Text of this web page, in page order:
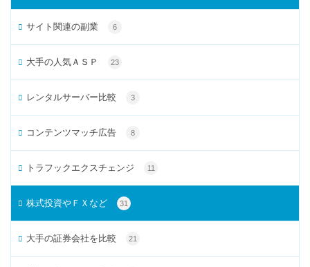
サイト関連の副業 6
大手の人気ＡＳＰ 23
レンタルサーバー比較 3
コンテンツマッチ広告 8
トラフックエクスチェンジ 11
株式投資やＦＸなど 31
大手の証券会社を比較 21